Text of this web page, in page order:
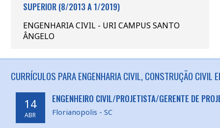
SUPERIOR (8/2013 A 1/2019)
ENGENHARIA CIVIL - URI CAMPUS SANTO
ÂNGELO
CURRÍCULOS PARA ENGENHARIA CIVIL, CONSTRUÇÃO CIVIL
14
ABR
ENGENHEIRO CIVIL/PROJETISTA/GERENTE DE
Florianopolis - SC